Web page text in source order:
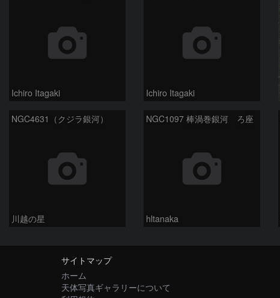
Ichiro Itagaki Ichiro Itagaki
NGC4631（クジラ銀河）
川越の星
NGC1097 棒渦巻銀河 ろ座
hltanaka
サイトマップ
ホーム
天体写真ギャラリーについて